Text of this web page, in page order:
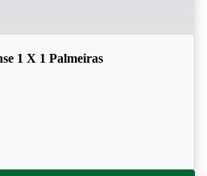
1 X 1 Palmeiras